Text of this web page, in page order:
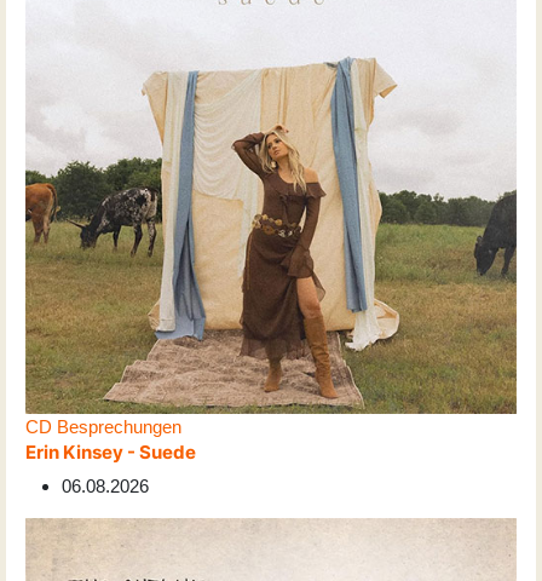
CD Besprechungen
Erin Kinsey - Suede
06.08.2026